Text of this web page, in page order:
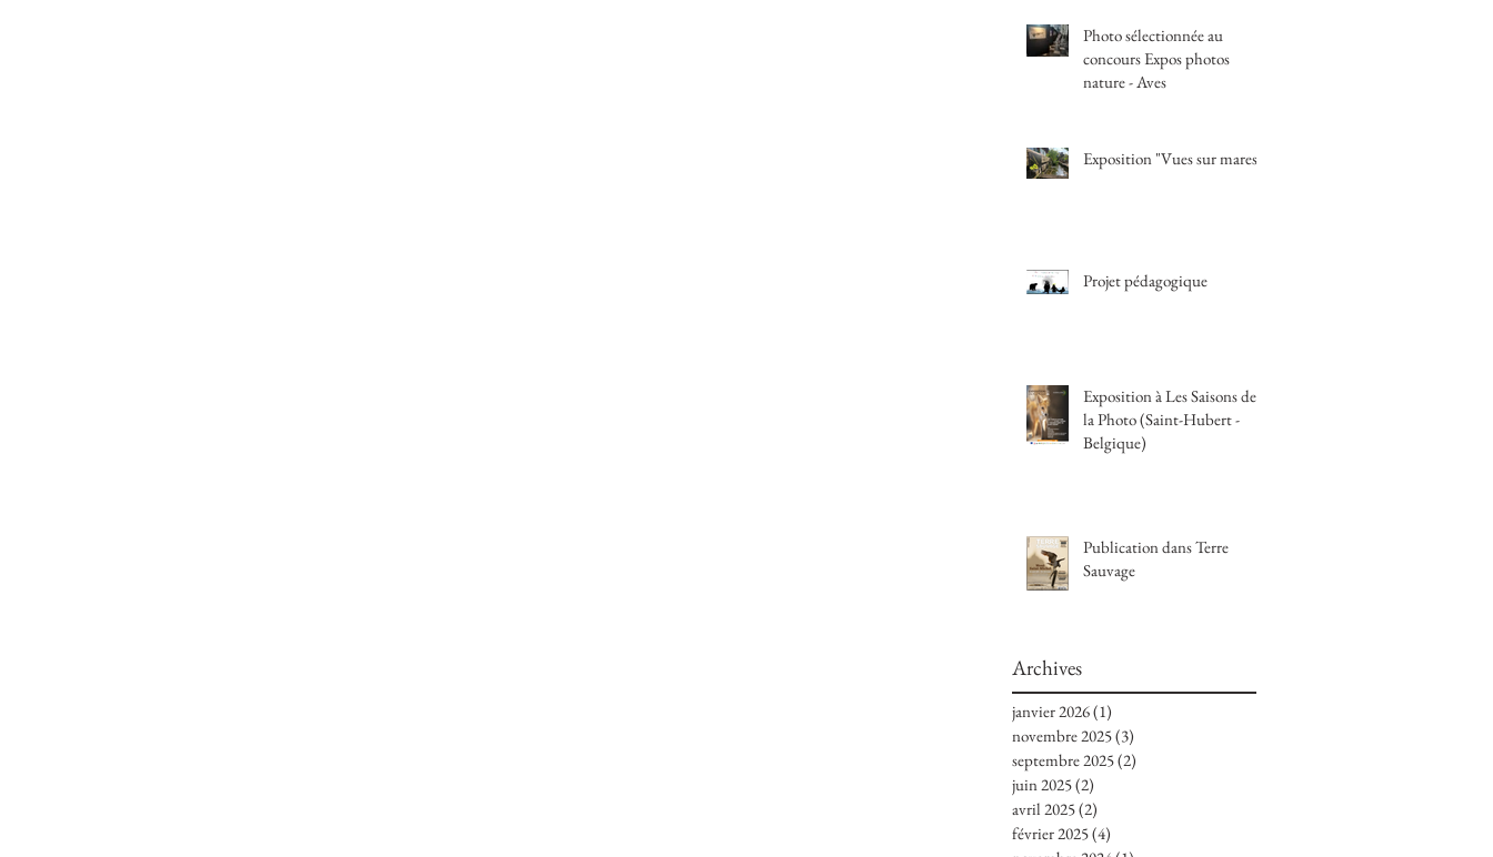
Photo sélectionnée au
concours Expos photos
nature - Aves
Exposition "Vues sur mares"
Projet pédagogique
Exposition à Les Saisons de
la Photo (Saint-Hubert -
Belgique)
Publication dans Terre
Sauvage
Archives
janvier 2026(1)
novembre 2025(3)
septembre 2025(2)
juin 2025(2)
avril 2025(2)
février 2025(4)